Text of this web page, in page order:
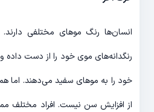
انسان‌ها رنگ موهای مختلفی دارند.
رنگدانه‌های موی خود را از دست
خود را به موهای سفید می‌دهند. اما
از افزایش سن نیست. افراد مختلف